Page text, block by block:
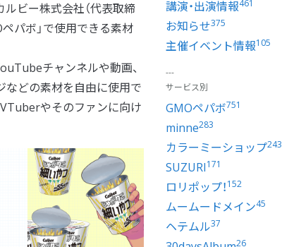
カルビー株式会社（代表取締
ペパボ」で使用できる素材
チャンネルや動画、
などの素材を自由に使用で
やそのファンに向け
講演・出演情報461
お知らせ375
主催イベント情報105
サービス別
GMOペパボ751
minne283
カラーミーショップ243
SUZURI171
ロリポップ！152
ムームードメイン45
ヘテムル37
26